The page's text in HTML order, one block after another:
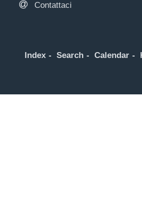
Contattaci
Index Search Calendar